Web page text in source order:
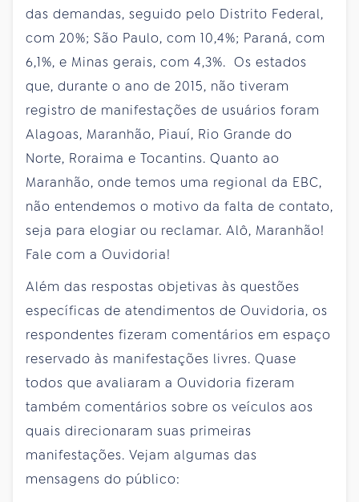
das demandas, seguido pelo Distrito Federal,
com 20%; São Paulo, com 10,4%; Paraná, com
6,1%, e Minas gerais, com 4,3%. Os estados
que, durante o ano de 2015, não tiveram
registro de manifestações de usuários foram
Alagoas, Maranhão, Piauí, Rio Grande do
Norte, Roraima e Tocantins. Quanto ao
Maranhão, onde temos uma regional da EBC,
não entendemos o motivo da falta de contato,
seja para elogiar ou reclamar. Alô, Maranhão!
Fale com a Ouvidoria!
Além das respostas objetivas às questões
específicas de atendimentos de Ouvidoria, os
respondentes fizeram comentários em espaço
reservado às manifestações livres. Quase
todos que avaliaram a Ouvidoria fizeram
também comentários sobre os veículos aos
quais direcionaram suas primeiras
manifestações. Vejam algumas das
mensagens do público: